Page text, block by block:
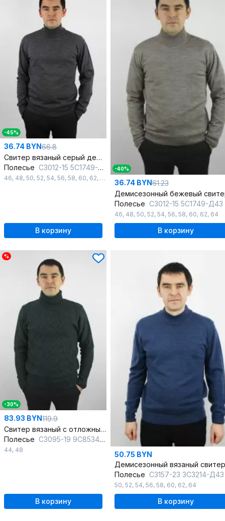
-45%
36.74 BYN66.8
Свитер вязаный серый демисезонный на каждый день
Полесье С3012-15 5С1749-Д43 182,188 асфальт
46, 48, 50, 52, 54, 56, 58, 60, 62, 64
В корзину
-40%
36.74 BYN61.23
Полесье С3012-15 5С1749-Д43 182,188
46, 48, 50, 52, 54, 56, 58, 60, 62, 64
В корзину
%
-30%
83.93 BYN119.9
Свитер вязаный с отложным воротником и шерстью
Полесье С3095-19 9С8534-Д43 170,176 зеленый_джинс
44, 48
В корзину
50.75 BYN
Полесье С3157-23 3С3214-Д43 182,188
50, 52, 54, 56, 58, 60, 62, 64
В корзину